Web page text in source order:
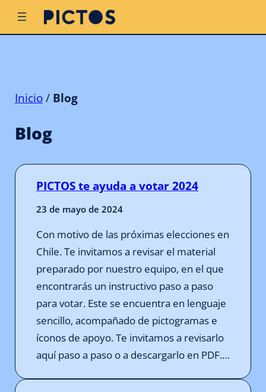
Inicio/ Blog
Blog
PICTOS te ayuda a votar 2024
23 de mayo de 2024
Con motivo de las próximas elecciones en
Chile. Te invitamos a revisar el material
preparado por nuestro equipo, en el que
encontrarás un instructivo paso a paso
para votar. Este se encuentra en lenguaje
sencillo, acompañado de pictogramas e
íconos de apoyo. Te invitamos a revisarlo
aquí paso a paso o a descargarlo en PDF.…